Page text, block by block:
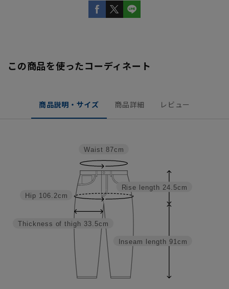
この商品を使ったコーディネート
商品説明・サイズ 商品詳細 レビュー
Inseam length 91cm
Rise length 24.5cm
Thickness of thigh 33.5cm
Hip 106.2cm
Waist 87cm